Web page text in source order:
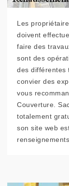
Les
doivent
faire des
sont des
des différentes
convier des
vous
Couverture.
totalement
son site web